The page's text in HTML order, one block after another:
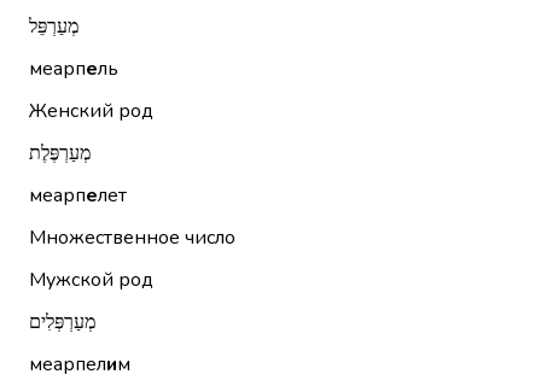
מְעַרְפֵּל
меарпель
Женский род
מְעַרְפֶּלֶת
меарпелет
Множественное число
Мужской род
מְעַרְפְּלִים
меарпелим